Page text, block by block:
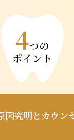
4つの
ポイント
因究明とカウン